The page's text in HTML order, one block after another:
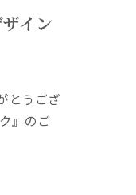
イン
とうござ
』のご